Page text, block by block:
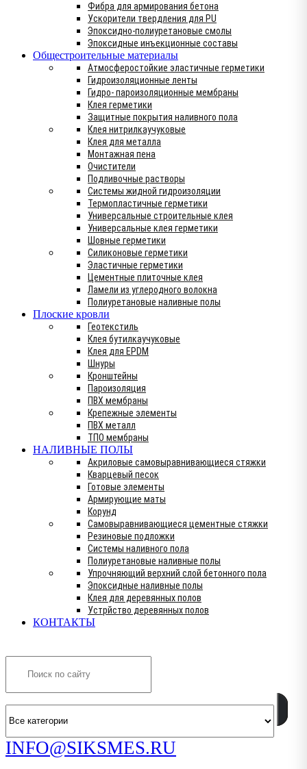
Фибра для армирования бетона
Ускорители твердления для PU
Эпоксидно-полиуретановые смолы
Эпоксидные инъекционные составы
Общестроительные материалы
Атмосферостойкие эластичные герметики
Гидроизоляционные ленты
Гидро- пароизоляционные мембраны
Клея герметики
Защитные покрытия наливного пола
Клея нитрилкаучуковые
Клея для металла
Монтажная пена
Очистители
Подливочные растворы
Системы жидной гидроизоляции
Термопластичные герметики
Универсальные строительные клея
Универсальные клея герметики
Шовные герметики
Силиконовые герметики
Эластичные герметики
Цементные плиточные клея
Ламели из углеродного волокна
Полиуретановые наливные полы
Плоские кровли
Геотекстиль
Клея бутилкаучуковые
Клея для EPDM
Шнуры
Кронштейны
Пароизоляция
ПВХ мембраны
Крепежные элементы
ПВХ металл
ТПО мембраны
НАЛИВНЫЕ ПОЛЫ
Акриловые самовыравнивающиеся стяжки
Кварцевый песок
Готовые элементы
Армирующие маты
Корунд
Самовыравнивающиеся цементные стяжки
Резиновые подложки
Системы наливного пола
Полиуретановые наливные полы
Упрочняющий верхний слой бетонного пола
Эпоксидные наливные полы
Клея для деревянных полов
Устрйство деревянных полов
КОНТАКТЫ
INFO@SIKSMES.RU